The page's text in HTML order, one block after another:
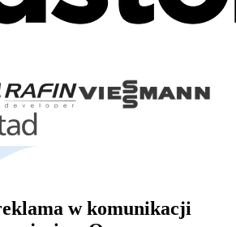
w komunikacji